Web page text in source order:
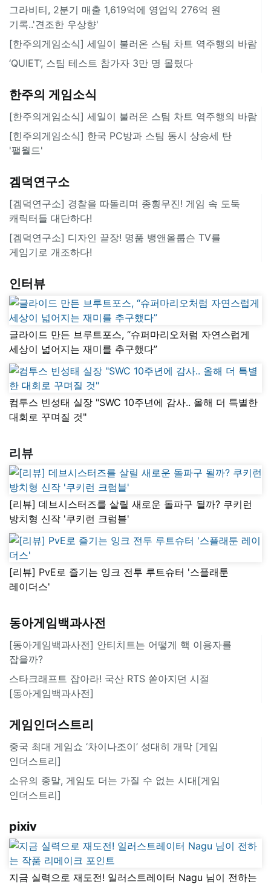
그라비티, 2분기 매출 1,619억에 영업익 276억 원
기록..'견조한 우상향'
[한주의게임소식] 세일이 불러온 스팀 차트 역주행의 바람
‘QUIET’, 스팀 테스트 참가자 3만 명 몰렸다
한주의 게임소식
[한주의게임소식] 세일이 불러온 스팀 차트 역주행의 바람
[힌주의게임소식] 한국 PC방과 스팀 동시 상승세 탄
'팰월드'
겜덕연구소
[겜덕연구소] 경찰을 따돌리며 종횡무진! 게임 속 도둑
캐릭터들 대단하다!
[겜덕연구소] 디자인 끝장! 명품 뱅앤올룹슨 TV를
게임기로 개조하다!
인터뷰
글라이드 만든 브루트포스, “슈퍼마리오처럼 자연스럽게
세상이 넓어지는 재미를 추구했다”
컴투스 빈성태 실장 "SWC 10주년에 감사.. 올해 더 특별한
대회로 꾸며질 것"
리뷰
[리뷰] 데브시스터즈를 살릴 새로운 돌파구 될까? 쿠키런
방치형 신작 '쿠키런 크럼블'
[리뷰] PvE로 즐기는 잉크 전투 루트슈터 '스플래툰
레이더스'
동아게임백과사전
[동아게임백과사전] 안티치트는 어떻게 핵 이용자를
잡을까?
스타크래프트 잡아라! 국산 RTS 쏟아지던 시절
[동아게임백과사전]
게임인더스트리
중국 최대 게임쇼 ‘차이나조이’ 성대히 개막 [게임
인더스트리]
소유의 종말, 게임도 더는 가질 수 없는 시대[게임
인더스트리]
pixiv
지금 실력으로 재도전! 일러스트레이터 Nagu 님이 전하는